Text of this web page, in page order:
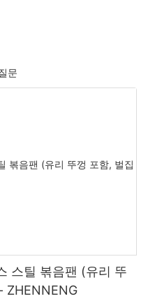
문
스틸 볶음팬 (유리 뚜
ZHENNENG